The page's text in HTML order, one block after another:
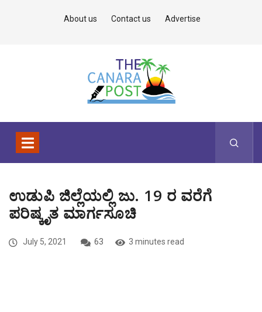
About us Contact us Advertise
ಉಡುಪಿ ಜಿಲ್ಲೆಯಲ್ಲಿ ಜು. 19 ರ ವರೆಗೆ
ಪರಿಷ್ಕೃತ ಮಾರ್ಗಸೂಚಿ
July 5, 2021 63 3 minutes read